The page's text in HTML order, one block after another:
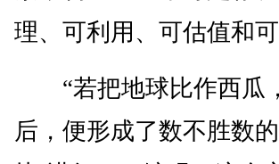
理、可利用、可估值和
“若把地球比作西瓜
后，便形成了数不胜数